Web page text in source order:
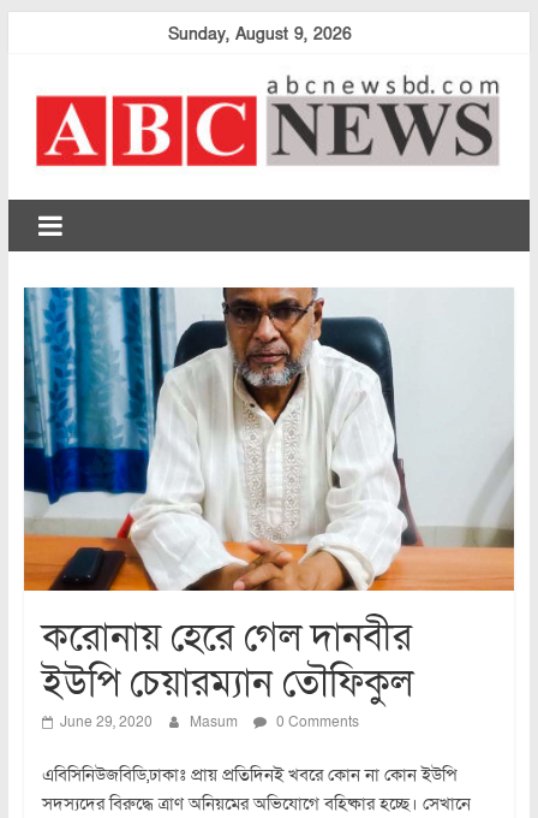
Sunday, August 9, 2026
abcnewsbd
করোনায় হেরে গেল দানবীর
ইউপি চেয়ারম্যান তৌফিকুল
June 29, 2020 Masum 0 Comments
এবিসিনিউজবিডি,ঢাকাঃ প্রায় প্রতিদিনই খবরে কোন না কোন ইউপি
সদস্যদের বিরুদ্ধে ত্রাণ অনিয়মের অভিযোগে বহিষ্কার হচ্ছে। সেখানে